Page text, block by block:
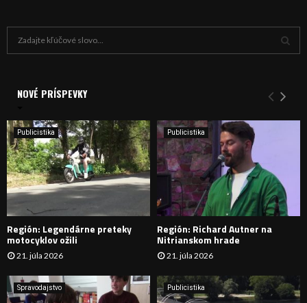
i
e
:
Y
H
D
A
NOVÉ PRÍSPEVKY
Publicistika
Región: Legendárne preteky
motocyklov ožili
21. júla 2026
Publicistika
Región: Richard Autner na
Nitrianskom hrade
21. júla 2026
Spravodajstvo Publicistika